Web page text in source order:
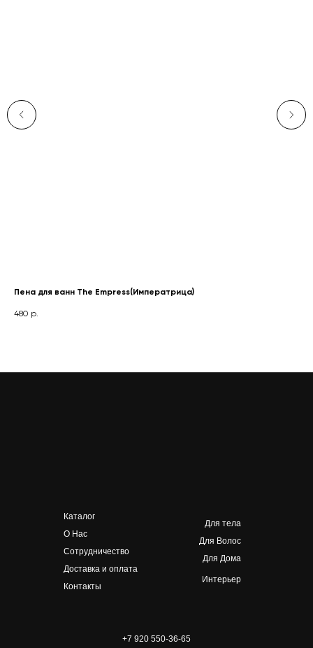
Пена для ванн The Empress(Императрица)
480 р.
+7 920 550-36-65
Для тела
Для Волос
Для Дома
Интерьер
Каталог
О Нас
Сотрудничество
Доставка и оплата
Контакты